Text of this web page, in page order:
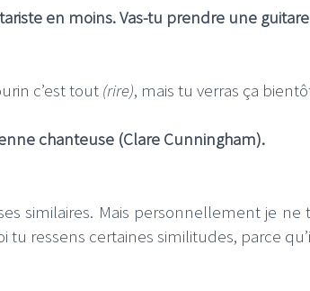
en moins. Vas-tu prendre une
c’est tout (rire), mais tu verras ça
chanteuse (Clare Cunningham).
similaires. Mais personnellement je ne
ressens certaines similitudes, parce